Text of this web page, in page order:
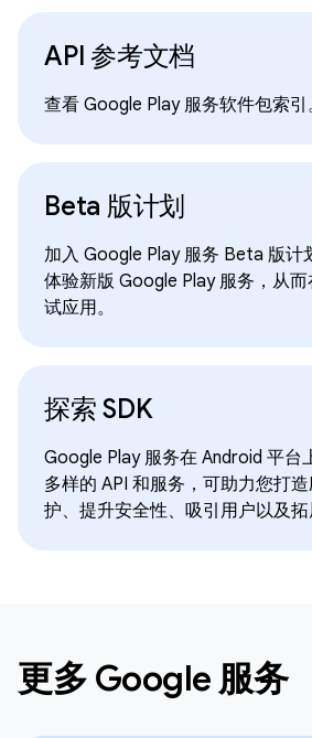
API 参考文档
查看 Google Play 服务软件包索引
Beta 版计划
加入 Google Play 服务 Beta 版计
体验新版 Google Play 服务，从
试应用。
探索 SDK
Google Play 服务在 Android 平台
多样的 API 和服务，可助力您打
护、提升安全性、吸引用户以及拓
更多 Google 服务